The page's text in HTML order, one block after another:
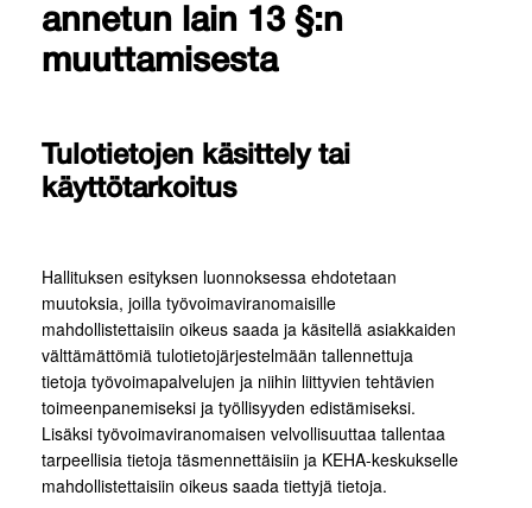
annetun lain 13 §:n
muuttamisesta
Tulotietojen käsittely tai
käyttötarkoitus
Hallituksen esityksen luonnoksessa ehdotetaan
muutoksia, joilla työvoimaviranomaisille
mahdollistettaisiin oikeus saada ja käsitellä asiakkaiden
välttämättömiä tulotietojärjestelmään tallennettuja
tietoja työvoimapalvelujen ja niihin liittyvien tehtävien
toimeenpanemiseksi ja työllisyyden edistämiseksi.
Lisäksi työvoimaviranomaisen velvollisuuttaa tallentaa
tarpeellisia tietoja täsmennettäisiin ja KEHA-keskukselle
mahdollistettaisiin oikeus saada tiettyjä tietoja.